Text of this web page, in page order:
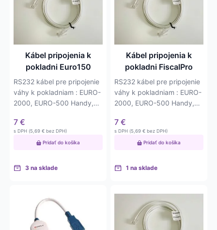
Kábel pripojenia k
pokladni Euro150
RS232 kábel pre pripojenie
váhy k pokladniam : EURO-
2000, EURO-500 Handy,
7 €
s DPH (5,69 € bez DPH)
Pridať do košíka
3 na sklade
Kábel pripojenia k
pokladni FiscalPro
RS232 kábel pre pripojenie
váhy k pokladniam : EURO-
2000, EURO-500 Handy,
7 €
s DPH (5,69 € bez DPH)
Pridať do košíka
1 na sklade